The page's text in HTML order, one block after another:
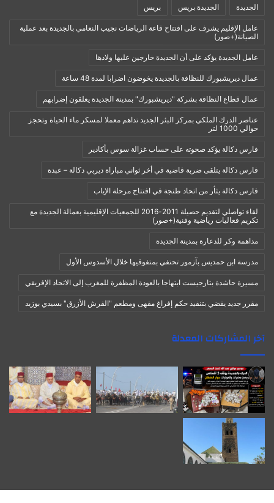
الجديدة الجديدة بريس بريس
عامل الإقليم يشرف على افتتاح قاعة الرياضات نجيب النعامي بالجديدة بعد عملية
الصيانة(+صور)
عامل الجديدة يؤكد على أن الجديدة خارجين عليها ولادها
عمال ديريشبورك للنظافة بالجديدة يخوضون اضرابا لمدة 48 ساعة
عمال قطاع النظافة بشركة "ديريشبورك" بمدينة الجديدة يعلقون إضرابهم
عناصر الدرك الملكي بمركز البئر الجديد تداهم معملا لمسكر ماء الحياة وتحجز
حوالي 1000 لتر
فارس دكالة يؤكد صحوته على حساب غزالة سوس بأكادير
فارس دكالة يتلقى ضربة قاضية في أخر ثواني مباراة ديربي دكالة – عبدة
فارس دكالة يثأر من اتحاد طنجة في افتتاح مرحلة الإياب
لقاء تواصلي لتقديم حصيلة 2011-2016 للجمعيات الإقليمية بعمالة الجديدة مع
تكريم فعاليات رياضية وفنية(+صور)
مداهمة وكر للدعارة بمدينة الجديدة
مدرسة ابن حمديس بآزمور تحتفي بمتفوقيها خلال الأسدوس الأول
مسيرة حاشدة بتارجيست ابتهاجا بالعودة المظفرة للمغرب إلى الاتحاد الإفريقي
مقرر جديد يقضي بتنفيذ حكم إفراغ مقهى ومطعم "القرش الأزرق" بسيدي بوزيد
آخر المشاركات المعدلة